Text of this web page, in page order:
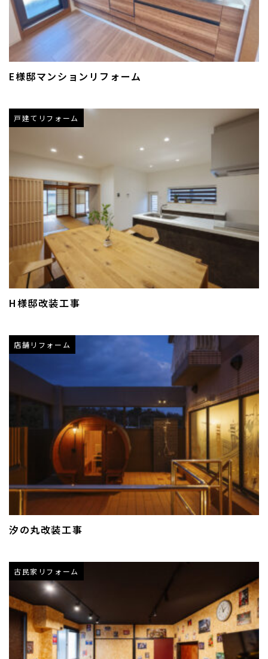
E様邸マンションリフォーム
戸建てリフォーム
H様邸改装工事
店舗リフォーム
汐の丸改装工事
古民家リフォーム